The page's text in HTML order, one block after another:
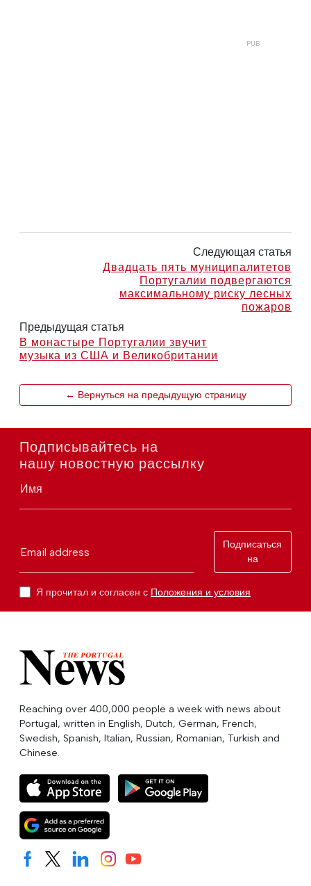
Следующая статья
Двадцать пять муниципалитетов
Португалии подвергаются
максимальному риску лесных
пожаров
Предыдущая статья
В монастыре Португалии звучит
музыка из США и Великобритании
← Вернуться на предыдущую страницу
Подписывайтесь на
нашу новостную рассылку
Имя
Email address
Подписаться
на
Я прочитал и согласен с Положения и условия
Reaching over 400,000 people a week with news about
Portugal, written in English, Dutch, German, French,
Swedish, Spanish, Italian, Russian, Romanian, Turkish and
Chinese.